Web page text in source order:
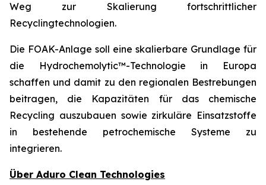
Weg zur Skalierung fortschrittlicher
Recyclingtechnologien.
Die FOAK-Anlage soll eine skalierbare Grundlage für
die Hydrochemolytic™-Technologie in Europa
schaffen und damit zu den regionalen Bestrebungen
beitragen, die Kapazitäten für das chemische
Recycling auszubauen sowie zirkuläre Einsatzstoffe
in bestehende petrochemische Systeme zu
integrieren.
Über Aduro Clean Technologies